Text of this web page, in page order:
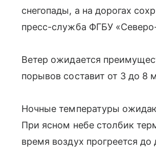
снегопады, а на дорогах
пресс-служба ФГБУ
Ветер ожидается
порывов составит от 3 до 8
Ночные температуры
При ясном небе столбик
время воздух прогреется